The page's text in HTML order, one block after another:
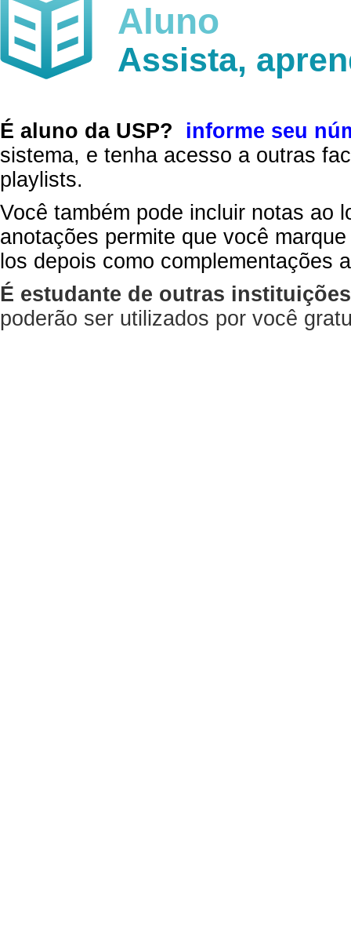
Aluno
Assista,
É aluno da USP?
informe seu
sistema, e tenha acesso a outras
playlists.
Você também pode incluir notas ao
anotações permite que você
los depois como complementações
É estudante de outras
poderão ser utilizados por você